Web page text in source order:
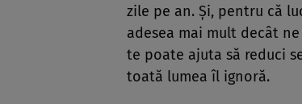
zile pe an. Și, pentru că
adesea mai mult decât
te poate ajuta să reduci
toată lumea îl ignoră.